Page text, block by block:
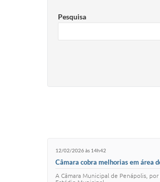
Pesquisa
12/02/2026 às 14h42
Câmara cobra melhorias em área
A Câmara Municipal de Penápolis,